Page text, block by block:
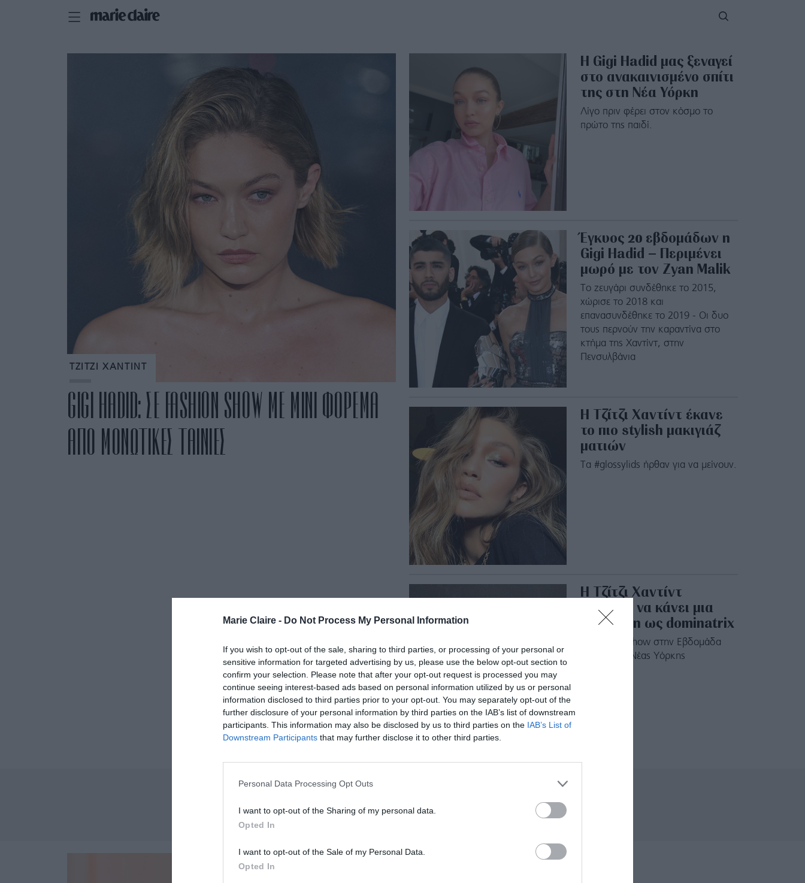
Marie Claire - Do Not Process My Personal Information
If you wish to opt-out of the sale, sharing to third parties, or processing of your personal or
sensitive information for targeted advertising by us, please use the below opt-out section to
confirm your selection. Please note that after your opt-out request is processed you may
continue seeing interest-based ads based on personal information utilized by us or personal
information disclosed to third parties prior to your opt-out. You may separately opt-out of the
further disclosure of your personal information by third parties on the IAB’s list of downstream
participants. This information may also be disclosed by us to third parties on the IAB’s List of
Downstream Participants that may further disclose it to other third parties.
Personal Data Processing Opt Outs
I want to opt-out of the Sharing of my personal data.
Opted In
I want to opt-out of the Sale of my Personal Data.
Opted In
ΤΖΙΤΖΙ ΧΑΝΤΙΝΤ
GIGI HADID: ΣΕ FASHION SHOW ΜΕ ΜΙΝΙ ΦΟΡΕΜΑ
ΑΠΟ ΜΟΝΩΤΙΚΕΣ ΤΑΙΝΙΕΣ
H Gigi Hadid μας ξεναγεί
στο ανακαινισμένο σπίτι
της στη Νέα Υόρκη
Λίγο πριν φέρει στον κόσμο το
πρώτο της παιδί.
Έγκυος 20 εβδομάδων η
Gigi Hadid – Περιμένει
μωρό με τον Zyan Malik
Το ζευγάρι συνδέθηκε το 2015,
χώρισε το 2018 και
επανασυνδέθηκε το 2019 - Οι δυο
τους περνούν την καραντίνα στο
κτήμα της Χαντίντ, στην
Πενσυλβάνια
Η Τζίτζι Χαντίντ έκανε
το πιο stylish μακιγιάζ
ματιών
Τα #glossylids ήρθαν για να μείνουν.
Η Τζίτζι Χαντίντ
τόλμησε να κάνει μια
εμφάνιση ως dominatrix
Σε fashion show στην Εβδομάδα
Μόδας της Νέας Υόρκης